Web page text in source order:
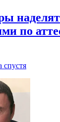
наделят
по
спустя